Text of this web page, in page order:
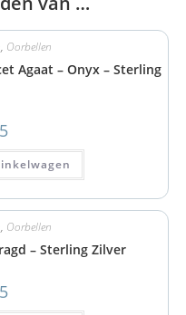
, Oorbellen
Agaat – Onyx – Sterling
, Oorbellen
– Sterling Zilver